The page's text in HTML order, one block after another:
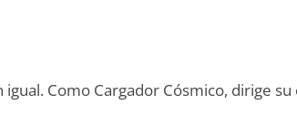
Como Cargador Cósmico, dirige su